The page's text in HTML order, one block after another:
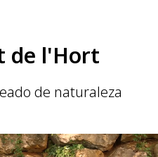
de l'Hort
de naturaleza